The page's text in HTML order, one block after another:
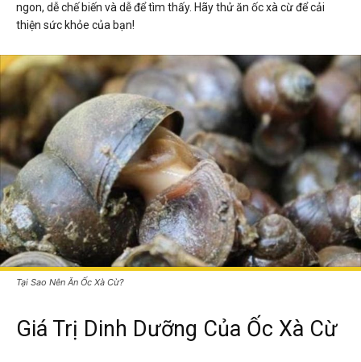
ngon, dễ chế biến và dễ để tìm thấy. Hãy thử ăn ốc xà cừ để cải
thiện sức khỏe của bạn!
Tại Sao Nên Ăn Ốc Xà Cừ?
Giá Trị Dinh Dưỡng Của Ốc Xà Cừ